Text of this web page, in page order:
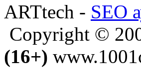
ARTtech - SEO
Copyright ©
(16+)